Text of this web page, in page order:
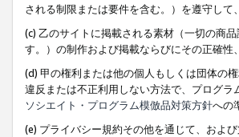
される制限または要件を含む。）を遵守し
(c) 乙のサイトに掲載される素材（一切の商
す。）の制作および掲載ならびにその正確性
(d) 甲の権利または他の個人もしくは団体の
違反または不正利用しない方法で、プログ
ソシエイト・プログラム模倣品対策方針への
(e) プライバシー規約その他を通じて、およ